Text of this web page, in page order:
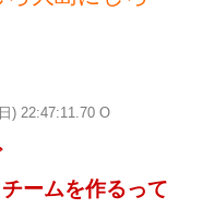
) 22:47:11.70 O
ームを作るって